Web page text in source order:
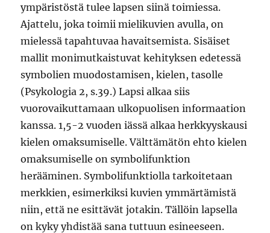
ympäristöstä tulee lapsen siinä toimiessa.
Ajattelu, joka toimii mielikuvien avulla, on
mielessä tapahtuvaa havaitsemista. Sisäiset
mallit monimutkaistuvat kehityksen edetessä
symbolien muodostamisen, kielen, tasolle
(Psykologia 2, s.39.) Lapsi alkaa siis
vuorovaikuttamaan ulkopuolisen informaation
kanssa. 1,5-2 vuoden iässä alkaa herkkyyskausi
kielen omaksumiselle. Välttämätön ehto kielen
omaksumiselle on symbolifunktion
herääminen. Symbolifunktiolla tarkoitetaan
merkkien, esimerkiksi kuvien ymmärtämistä
niin, että ne esittävät jotakin. Tällöin lapsella
on kyky yhdistää sana tuttuun esineeseen.